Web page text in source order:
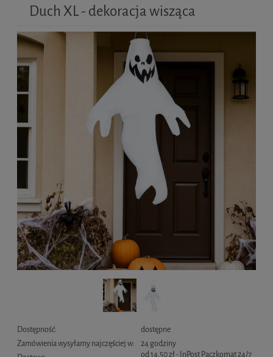
Duch XL - dekoracja wisząca
Dostępność:
dostępne
Zamówienia wysyłamy najczęściej w:
24 godziny
od 14,50 zł- InPost Paczkomat 24/7